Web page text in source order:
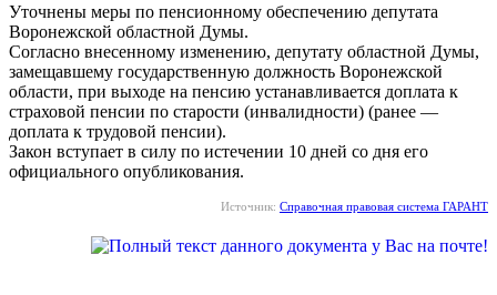
Уточнены меры по пенсионному обеспечению депутата
Воронежской областной Думы.
Согласно внесенному изменению, депутату областной Думы,
замещавшему государственную должность Воронежской
области, при выходе на пенсию устанавливается доплата к
страховой пенсии по старости (инвалидности) (ранее —
доплата к трудовой пенсии).
Закон вступает в силу по истечении 10 дней со дня его
официального опубликования.
Источник: Справочная правовая система ГАРАНТ